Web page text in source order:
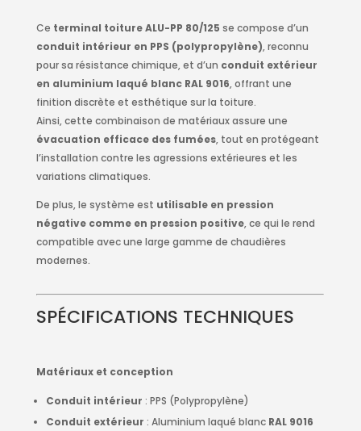
Ce terminal toiture ALU-PP 80/125 se compose d’un
conduit intérieur en PPS (polypropylène), reconnu
pour sa résistance chimique, et d’un conduit extérieur
en aluminium laqué blanc RAL 9016, offrant une
finition discrète et esthétique sur la toiture.
Ainsi, cette combinaison de matériaux assure une
évacuation efficace des fumées, tout en protégeant
l’installation contre les agressions extérieures et les
variations climatiques.
De plus, le système est utilisable en pression
négative comme en pression positive, ce qui le rend
compatible avec une large gamme de chaudières
modernes.
SPÉCIFICATIONS TECHNIQUES
Matériaux et conception
Conduit intérieur : PPS (Polypropylène)
Conduit extérieur : Aluminium laqué blanc RAL 9016